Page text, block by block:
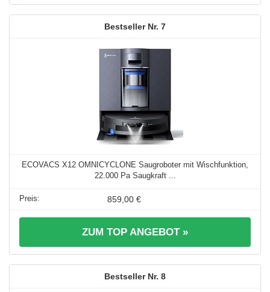
7
ECOVACS X12 OMNICYCLONE Saugroboter mit Wischfunktion,
22.000 Pa Saugkraft ...
859,00 €
ZUM TOP ANGEBOT »
8